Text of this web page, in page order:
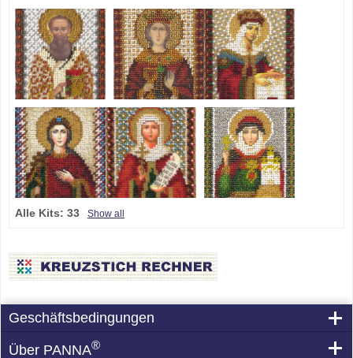
Alle Kits: 33 Show all
Geschäftsbedingungen
Über PANNA®